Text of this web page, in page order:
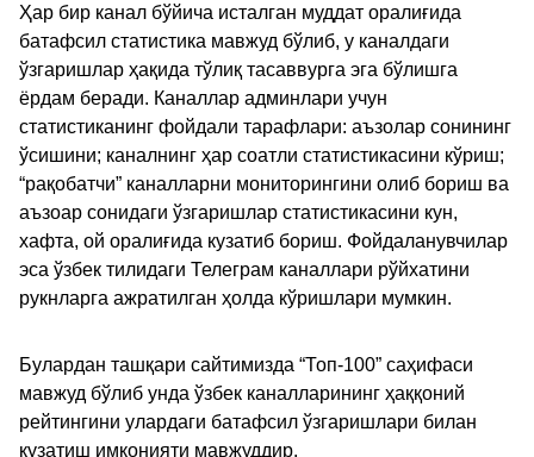
Ҳар бир канал бўйича исталган муддат оралиғида
батафсил статистика мавжуд бўлиб, у каналдаги
ўзгаришлар ҳақида тўлиқ тасаввурга эга бўлишга
ёрдам беради. Каналлар админлари учун
статистиканинг фойдали тарафлари: аъзолар сонининг
ўсишини; каналнинг ҳар соатли статистикасини кўриш;
“рақобатчи” каналларни мониторингини олиб бориш ва
аъзоар сонидаги ўзгаришлар статистикасини кун,
хафта, ой оралиғида кузатиб бориш. Фойдаланувчилар
эса ўзбек тилидаги Телеграм каналлари рўйхатини
рукнларга ажратилган ҳолда кўришлари мумкин.
Булардан ташқари сайтимизда “Топ-100” саҳифаси
мавжуд бўлиб унда ўзбек каналларининг ҳаққоний
рейтингини улардаги батафсил ўзгаришлари билан
кузатиш имконияти мавжуддир.